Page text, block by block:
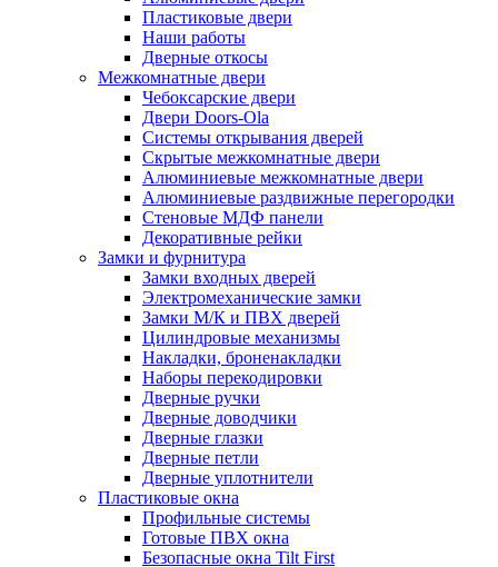
Пластиковые двери
Наши работы
Дверные откосы
Межкомнатные двери
Чебоксарские двери
Двери Doors-Ola
Системы открывания дверей
Скрытые межкомнатные двери
Алюминиевые межкомнатные двери
Алюминиевые раздвижные перегородки
Стеновые МДФ панели
Декоративные рейки
Замки и фурнитура
Замки входных дверей
Электромеханические замки
Замки М/К и ПВХ дверей
Цилиндровые механизмы
Накладки, броненакладки
Наборы перекодировки
Дверные ручки
Дверные доводчики
Дверные глазки
Дверные петли
Дверные уплотнители
Пластиковые окна
Профильные системы
Готовые ПВХ окна
Безопасные окна Tilt First